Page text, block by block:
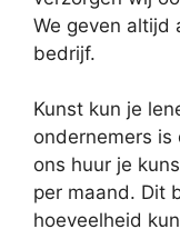
We geven altijd
bedrijf.
Kunst kun je
ondernemers
ons huur je
per maand. Dit
hoeveelheid